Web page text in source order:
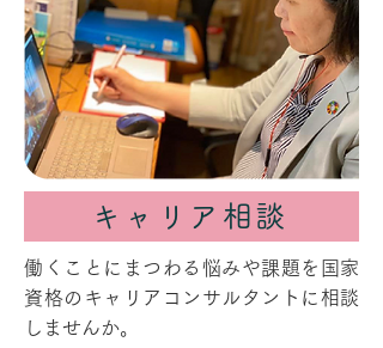
キャリア相談
働くことにまつわる悩みや課題を国家
資格のキャリアコンサルタントに相談
しませんか。